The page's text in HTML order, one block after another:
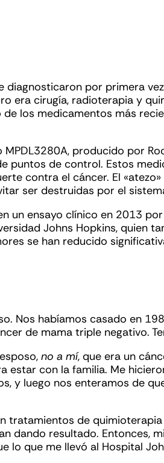
diagnosticaron por primera
era cirugía, radioterapia y
los medicamentos más
producido por
de control. Estos
contra el cáncer. El
ser destruidas por el
un ensayo clínico en 2013
Johns Hopkins, quien
se han reducido
Nos habíamos casado en
de mama triple negativo.
no a mí, que era un
estar con la familia. Me
y luego nos enteramos de
de quimioterapia
dando resultado. Entonces,
que me llevó al Hospital